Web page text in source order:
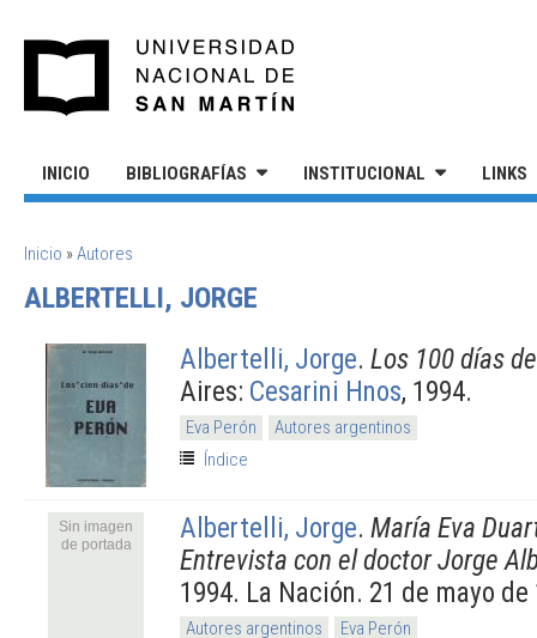
INICIO BIBLIOGRAFÍAS INSTITUCIONAL LINKS
SE ENCUENTRA USTED AQUÍ
Inicio »Autores
ALBERTELLI, JORGE
Albertelli, Jorge. Los 100 días
Aires: Cesarini Hnos, 1994.
Eva Perón
Autores argentinos
Índice
Sin imagen
de portada
Albertelli, Jorge. María Eva
Entrevista con el doctor Jorge
1994. La Nación. 21 de mayo de
Autores argentinos Eva Perón